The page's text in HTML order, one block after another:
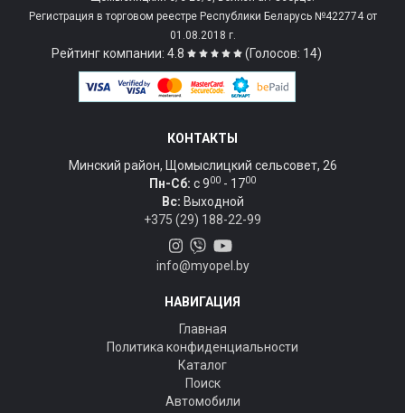
Регистрация в торговом реестре Республики Беларусь №422774 от
01.08.2018 г.
Рейтинг компании: 4.8 (Голосов: 14)
КОНТАКТЫ
Минский район, Щомыслицкий сельсовет, 26
Пн-Сб: c 900 - 1700
Вс: Выходной
+375 (29) 188-22-99
info@myopel.by
НАВИГАЦИЯ
Главная
Политика конфиденциальности
Каталог
Поиск
Автомобили